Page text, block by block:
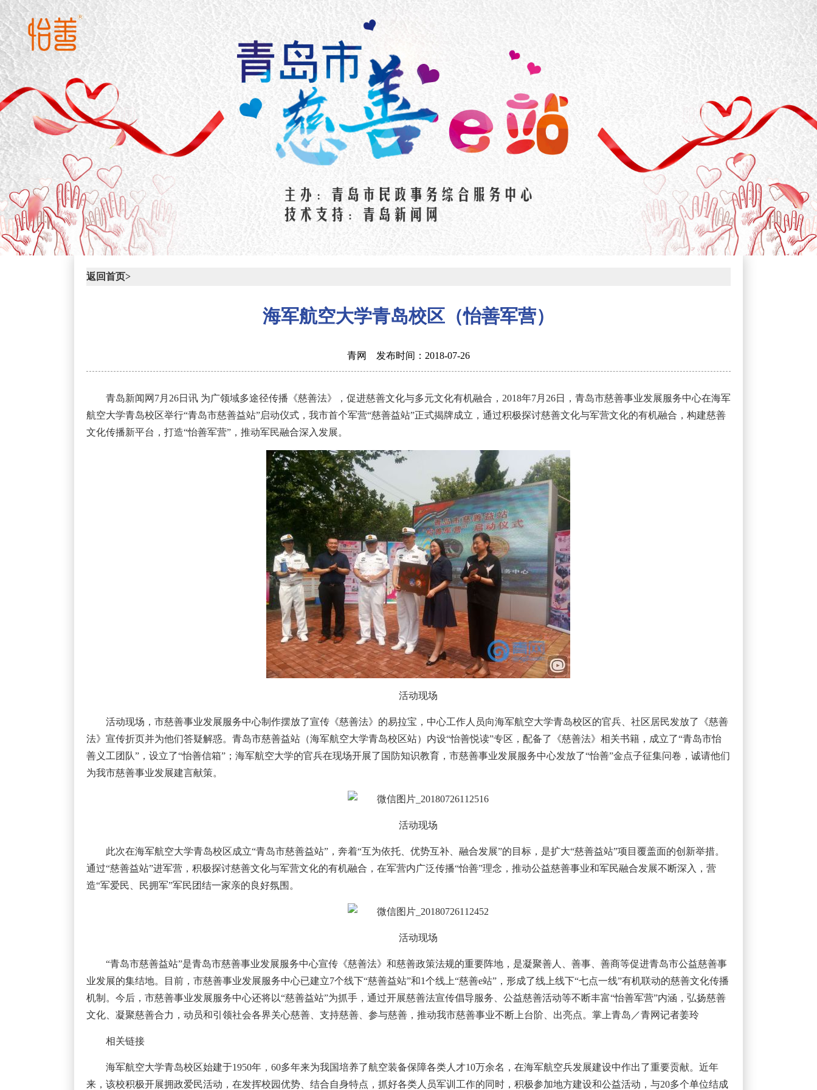
返回首页>
海军航空大学青岛校区（怡善军营）
青网 发布时间：2018-07-26
青岛新闻网7月26日讯 为广领域多途径传播《慈善法》，促进慈善文化与多元文化有机融合，2018年7月26日，青岛市慈善事业发展服务中心在海军
航空大学青岛校区举行“青岛市慈善益站”启动仪式，我市首个军营“慈善益站”正式揭牌成立，通过积极探讨慈善文化与军营文化的有机融合，构建慈善
文化传播新平台，打造“怡善军营”，推动军民融合深入发展。
活动现场
活动现场，市慈善事业发展服务中心制作摆放了宣传《慈善法》的易拉宝，中心工作人员向海军航空大学青岛校区的官兵、社区居民发放了《慈善
法》宣传折页并为他们答疑解惑。青岛市慈善益站（海军航空大学青岛校区站）内设“怡善悦读”专区，配备了《慈善法》相关书籍，成立了“青岛市怡
善义工团队”，设立了“怡善信箱”；海军航空大学的官兵在现场开展了国防知识教育，市慈善事业发展服务中心发放了“怡善”金点子征集问卷，诚请他们
为我市慈善事业发展建言献策。
活动现场
此次在海军航空大学青岛校区成立“青岛市慈善益站”，奔着“互为依托、优势互补、融合发展”的目标，是扩大“慈善益站”项目覆盖面的创新举措。
通过“慈善益站”进军营，积极探讨慈善文化与军营文化的有机融合，在军营内广泛传播“怡善”理念，推动公益慈善事业和军民融合发展不断深入，营
造“军爱民、民拥军”军民团结一家亲的良好氛围。
活动现场
“青岛市慈善益站”是青岛市慈善事业发展服务中心宣传《慈善法》和慈善政策法规的重要阵地，是凝聚善人、善事、善商等促进青岛市公益慈善事
业发展的集结地。目前，市慈善事业发展服务中心已建立7个线下“慈善益站”和1个线上“慈善e站”，形成了线上线下“七点一线”有机联动的慈善文化传播
机制。今后，市慈善事业发展服务中心还将以“慈善益站”为抓手，通过开展慈善法宣传倡导服务、公益慈善活动等不断丰富“怡善军营”内涵，弘扬慈善
文化、凝聚慈善合力，动员和引领社会各界关心慈善、支持慈善、参与慈善，推动我市慈善事业不断上台阶、出亮点。掌上青岛／青网记者姜玲
相关链接
海军航空大学青岛校区始建于1950年，60多年来为我国培养了航空装备保障各类人才10万余名，在海军航空兵发展建设中作出了重要贡献。近年
来，该校积极开展拥政爱民活动，在发挥校园优势、结合自身特点，抓好各类人员军训工作的同时，积极参加地方建设和公益活动，与20多个单位结成